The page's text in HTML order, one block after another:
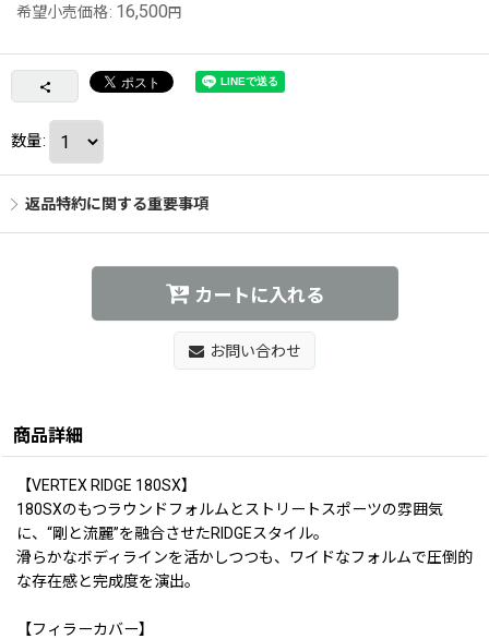
希望小売価格: 16,500 円
数量:
返品特約に関する重要事項
カートに入れる
お問い合わせ
商品詳細
【VERTEX RIDGE 180SX】
180SXのもつラウンドフォルムとストリートスポーツの雰囲気
に、“剛と流麗”を融合させたRIDGEスタイル。
滑らかなボディラインを活かしつつも、ワイドなフォルムで圧倒的
な存在感と完成度を演出。
【フィラーカバー】